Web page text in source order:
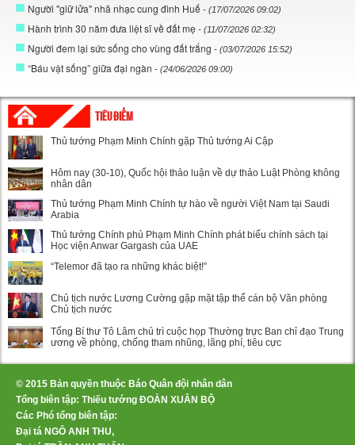
Người "giữ lửa" nhã nhạc cung đình Huế - (17/07/2026 09:02)
Hành trình 30 năm đưa liệt sĩ về đất mẹ - (11/07/2026 02:32)
Người đem lại sức sống cho vùng đất trắng - (03/07/2026 15:52)
“Báu vật sống” giữa đại ngàn - (24/06/2026 09:00)
TIÊU ĐIỂM
Thủ tướng Phạm Minh Chính gặp Thủ tướng Ai Cập
Hôm nay (30-10), Quốc hội thảo luận về dự thảo Luật Phòng không
nhân dân
Thủ tướng Phạm Minh Chính tự hào về người Việt Nam tại Saudi
Arabia
Thủ tướng Chính phủ Phạm Minh Chính phát biểu chính sách tại
Học viện Anwar Gargash của UAE
“Telemor đã tạo ra những khác biệt!”
Chủ tịch nước Lương Cường gặp mặt tập thể cán bộ Văn phòng
Chủ tịch nước
Tổng Bí thư Tô Lâm chủ trì cuộc họp Thường trực Ban chỉ đạo Trung
ương về phòng, chống tham nhũng, lãng phí, tiêu cực
© 2015 Bản quyền thuộc Báo Quân đội nhân dân
Tổng biên tập: Thiếu tướng ĐOÀN XUÂN BỘ
Các Phó tổng biên tập:
Đại tá NGÔ ANH THU,